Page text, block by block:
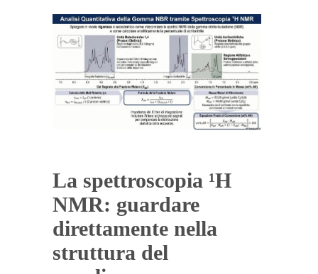
La spettroscopia ¹H
NMR: guardare
direttamente nella
struttura del